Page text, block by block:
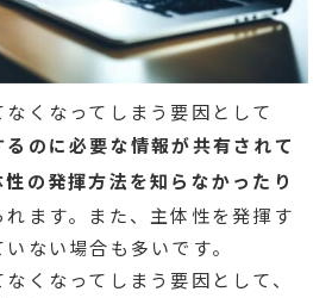
くなってしまう要因として
のに必要な情報が共有されて
の発揮方法を知らなかったり
ます。また、主体性を発揮す
ない場合も多いです。
くなってしまう要因として、